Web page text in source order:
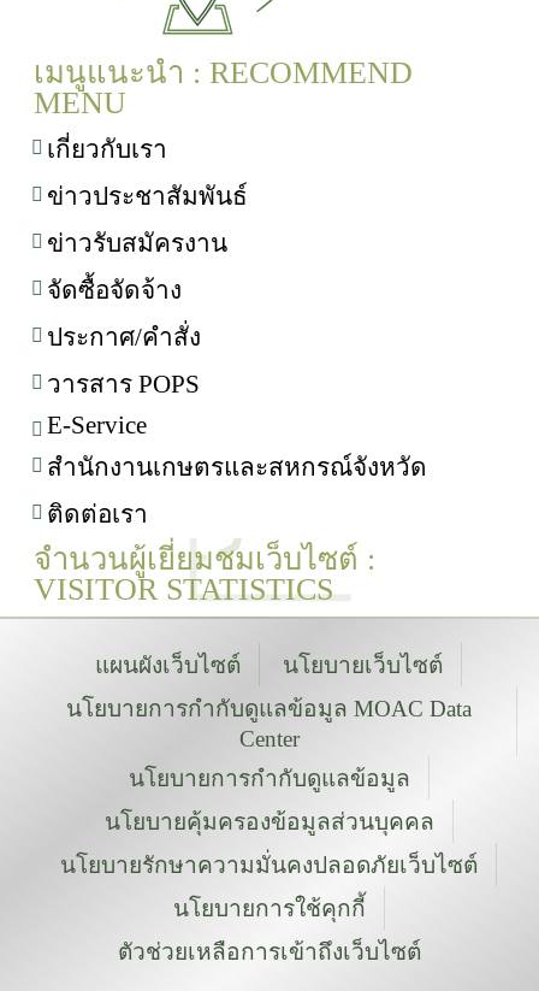
เมนูแนะนำ : RECOMMEND
MENU
เกี่ยวกับเรา
ข่าวประชาสัมพันธ์
ข่าวรับสมัครงาน
จัดซื้อจัดจ้าง
ประกาศ/คำสั่ง
วารสาร POPS
E-Service
สำนักงานเกษตรและสหกรณ์จังหวัด
ติดต่อเรา
จำนวนผู้เยี่ยมชมเว็บไซต์ :
VISITOR STATISTICS
แผนผังเว็บไซต์
นโยบายเว็บไซต์
นโยบายการกำกับดูแลข้อมูล MOAC Data
Center
นโยบายการกำกับดูแลข้อมูล
นโยบายคุ้มครองข้อมูลส่วนบุคคล
นโยบายรักษาความมั่นคงปลอดภัยเว็บไซต์
นโยบายการใช้คุกกี้
ตัวช่วยเหลือการเข้าถึงเว็บไซต์